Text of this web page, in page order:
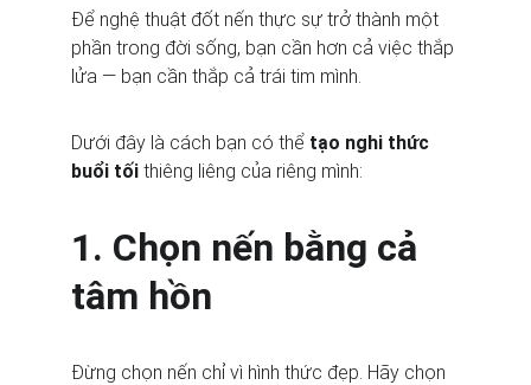
Để nghệ thuật đốt nến thực sự trở thành một
phần trong đời sống, bạn cần hơn cả việc thắp
lửa — bạn cần thắp cả trái tim mình.
Dưới đây là cách bạn có thể tạo nghi thức
buổi tối thiêng liêng của riêng mình:
1. Chọn nến bằng cả
tâm hồn
Đừng chọn nến chỉ vì hình thức đẹp. Hãy chọn